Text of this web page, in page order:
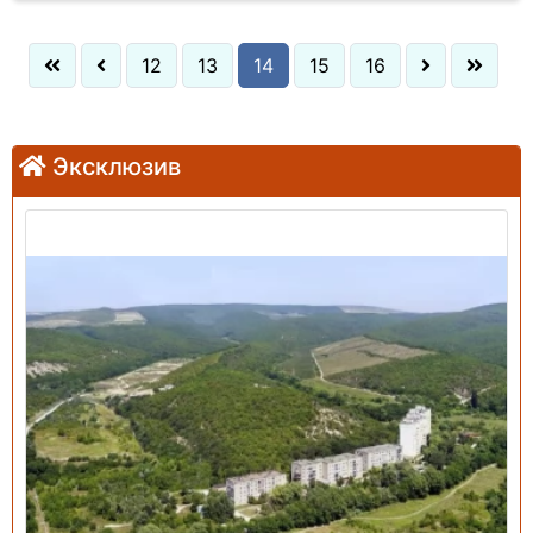
12 13 14 15 16
Эксклюзив